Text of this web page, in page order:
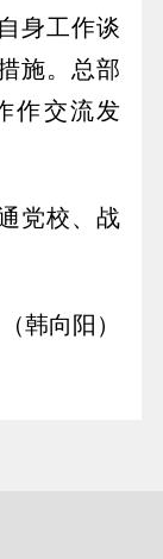
身工作谈
施。总部
作交流发
党校、战
（韩向阳）